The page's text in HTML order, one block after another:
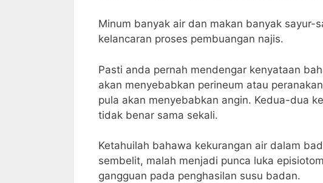
Minum banyak air dan makan banyak
kelancaran proses pembuangan najis.
Pasti anda pernah mendengar kenyataan
akan menyebabkan perineum atau
pula akan menyebabkan angin. Kedua-dua
tidak benar sama sekali.
Ketahuilah bahawa kekurangan air dalam
sembelit, malah menjadi punca luka
gangguan pada penghasilan susu badan.